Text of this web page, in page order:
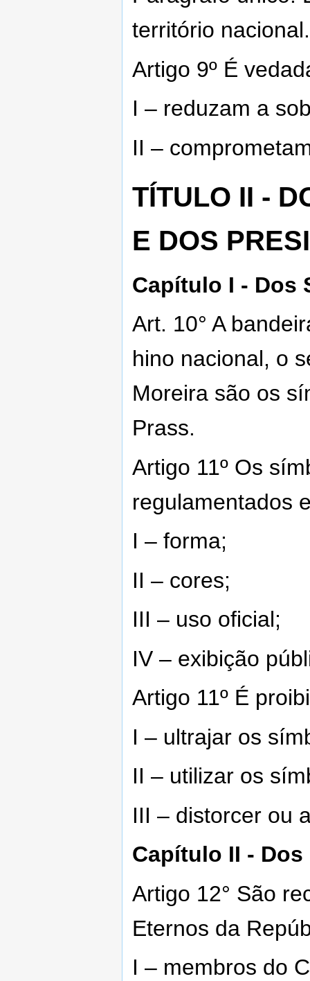
território nacional.
Artigo 9º É
I – reduzam a
II –
TÍTULO II -
E DOS
Capítulo I - Dos
Art. 10° A
hino nacional, o
Moreira são os
Prass.
Artigo 11º Os
regulamentados
I – forma;
II – cores;
III – uso oficial;
IV – exibição
Artigo 11º É
I – ultrajar os
II – utilizar os
III – distorcer ou
Capítulo II -
Artigo 12° São
Eternos da
I – membros do